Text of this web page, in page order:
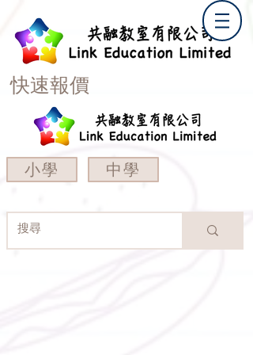
快速報價
小學 中學